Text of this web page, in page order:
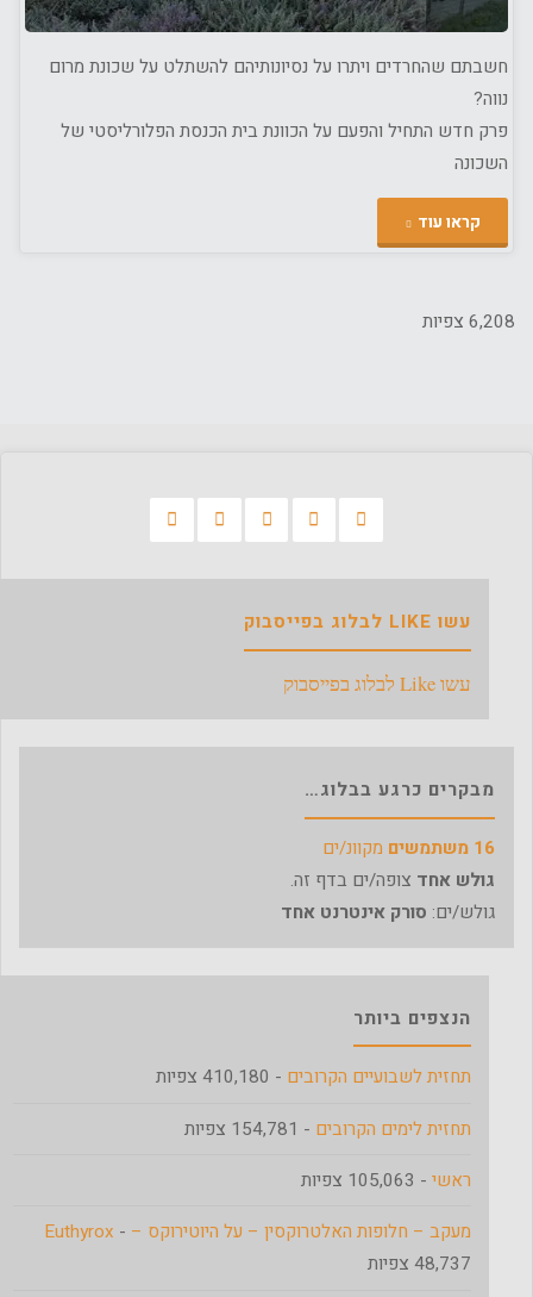
חשבתם שהחרדים ויתרו על נסיונותיהם להשתלט על שכונת מרום
נווה?
פרק חדש התחיל והפעם על הכוונת בית הכנסת הפלורליסטי של
השכונה
קראו עוד
הכוונת
ש"ס"
6,208 צפיות
עשו LIKE לבלוג בפייסבוק
עשו Like לבלוג בפייסבוק
מבקרים כרגע בבלוג…
16 משתמשים
מקוונ/ים
גולש אחד צופה/ים בדף זה.
גולש/ים: סורק אינטרנט אחד
הנצפים ביותר
תחזית לשבועיים הקרובים - 410,180 צפיות
תחזית לימים הקרובים - 154,781 צפיות
ראשי - 105,063 צפיות
מעקב – חלופות האלטרוקסין – על היוטירוקס – Euthyrox -
48,737 צפיות